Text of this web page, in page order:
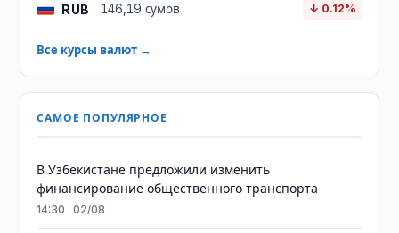
RUB 146,19 сумов ↓ 0.12%
Все курсы валют →
САМОЕ ПОПУЛЯРНОЕ
В Узбекистане предложили изменить
финансирование общественного транспорта
14:30 · 02/08